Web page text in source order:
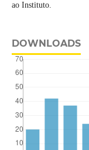
ao Instituto.
DOWNLOADS